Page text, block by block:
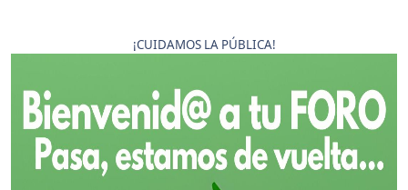
¡CUIDAMOS LA PÚBLICA!